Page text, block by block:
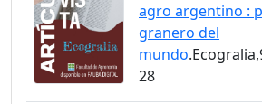
agro argentino :
granero del
mundo
28